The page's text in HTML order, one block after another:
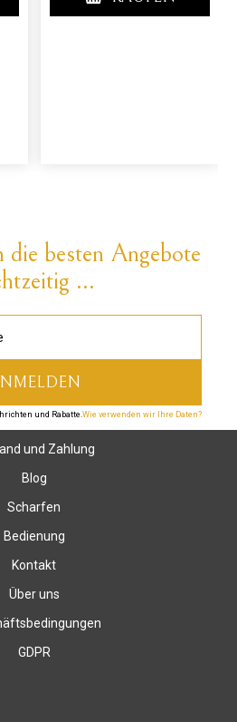
die besten Angebote
...
und Rabatte.Wie verwenden wir Ihre Daten?
und Zahlung
Blog
Scharfen
Bedienung
Kontakt
Über uns
GDPR